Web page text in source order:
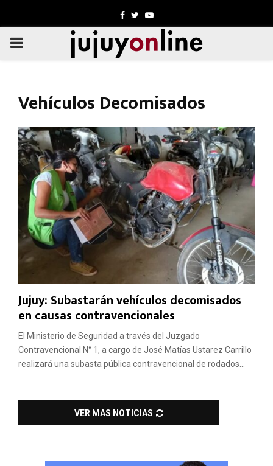
Facebook
TwitterYoutube
PRIMARY
Vehículos Decomisados
Jujuy: Subastarán vehículos decomisados
en causas contravencionales
El Ministerio de Seguridad a través del Juzgado
Contravencional N° 1, a cargo de José Matías Ustarez Carrillo
realizará una subasta pública contravencional de rodados...
VER MAS NOTICIAS